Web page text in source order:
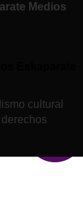
Medios
cultural